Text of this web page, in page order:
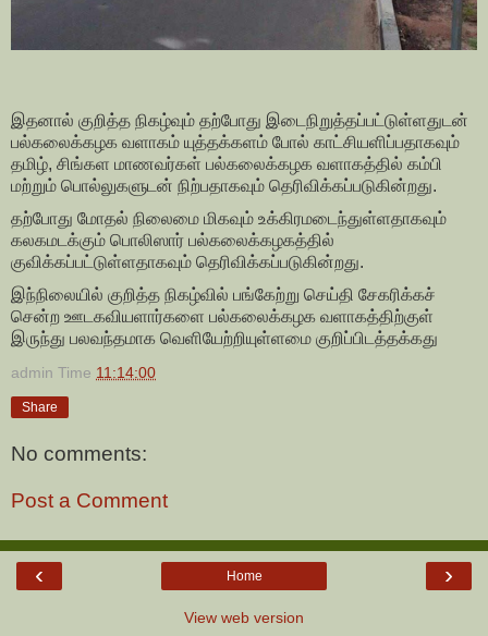
இதனால் குறித்த நிகழ்வும் தற்போது இடைநிறுத்தப்பட்டுள்ளதுடன்
பல்கலைக்கழக வளாகம் யுத்தக்களம் போல் காட்சியளிப்பதாகவும்
தமிழ், சிங்கள மாணவர்கள் பல்கலைக்கழக வளாகத்தில் கம்பி
மற்றும் பொல்லுகளுடன் நிற்பதாகவும் தெரிவிக்கப்படுகின்றது.
தற்போது மோதல் நிலைமை மிகவும் உக்கிரமடைந்துள்ளதாகவும்
கலகமடக்கும் பொலிஸார் பல்கலைக்கழகத்தில்
குவிக்கப்பட்டுள்ளதாகவும் தெரிவிக்கப்படுகின்றது.
இந்நிலையில் குறித்த நிகழ்வில் பங்கேற்று செய்தி சேகரிக்கச்
சென்ற ஊடகவியளார்களை பல்கலைக்கழக வளாகத்திற்குள்
இருந்து பலவந்தமாக வெளியேற்றியுள்ளமை குறிப்பிடத்தக்கது
admin Time 11:14:00
Share
No comments:
Post a Comment
‹ ›
Home
View web version